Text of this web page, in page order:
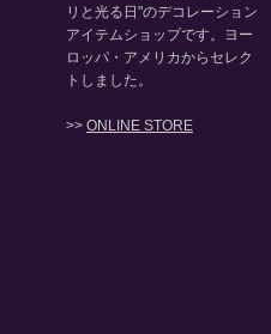
リと光る日"のデコレーション
アイテムショップです。ヨー
ロッパ・アメリカからセレク
トしました。
>> ONLINE STORE